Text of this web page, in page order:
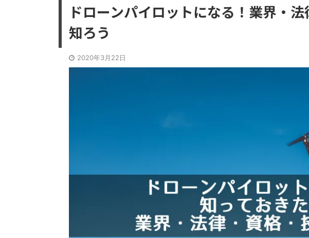
ドローンパイロットになる！業界・
知ろう
2020年3月22日